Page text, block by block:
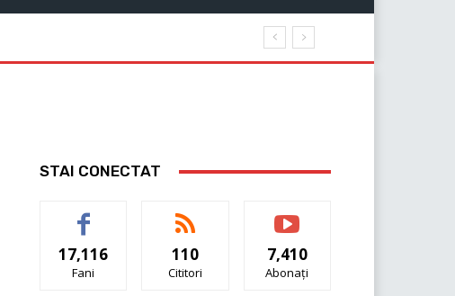
STAI CONECTAT
17,116
Fani
110
Cititori
7,410
Abonați